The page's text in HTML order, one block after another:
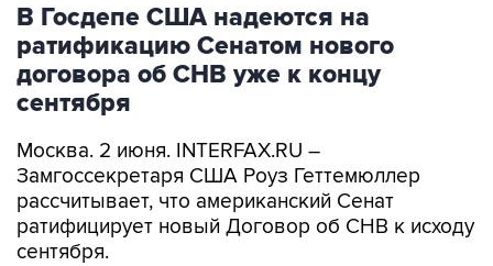
В Госдепе США надеются на
ратификацию Сенатом нового
договора об СНВ уже к концу
сентября
Москва. 2 июня. INTERFAX.RU –
Замгоссекретаря США Роуз Геттемюллер
рассчитывает, что американский Сенат
ратифицирует новый Договор об СНВ к исходу
сентября.